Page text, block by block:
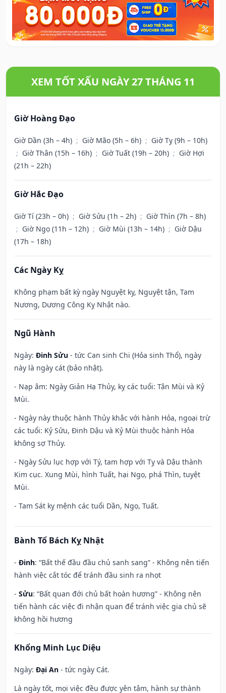
XEM TỐT XẤU NGÀY 27 THÁNG 11
Giờ Hoàng Đạo
Giờ Dần (3h – 4h) ; Giờ Mão (5h – 6h) ; Giờ Tỵ (9h – 10h)
; Giờ Thân (15h – 16h) ; Giờ Tuất (19h – 20h) ; Giờ Hợi
(21h – 22h)
Giờ Hắc Đạo
Giờ Tí (23h – 0h) ; Giờ Sửu (1h – 2h) ; Giờ Thìn (7h – 8h)
; Giờ Ngọ (11h – 12h) ; Giờ Mùi (13h – 14h) ; Giờ Dậu
(17h – 18h)
Các Ngày Kỵ
Không phạm bất kỳ ngày Nguyệt kỵ, Nguyệt tận, Tam
Nương, Dương Công Kỵ Nhật nào.
Ngũ Hành
Ngày: Đinh Sửu - tức Can sinh Chi (Hỏa sinh Thổ), ngày
này là ngày cát (bảo nhật).
- Nạp âm: Ngày Giản Hạ Thủy, kỵ các tuổi: Tân Mùi và Kỷ
Mùi.
- Ngày này thuộc hành Thủy khắc với hành Hỏa, ngoại trừ
các tuổi: Kỷ Sửu, Đinh Dậu và Kỷ Mùi thuộc hành Hỏa
không sợ Thủy.
- Ngày Sửu lục hợp với Tý, tam hợp với Tỵ và Dậu thành
Kim cục. Xung Mùi, hình Tuất, hại Ngọ, phá Thìn, tuyệt
Mùi.
- Tam Sát kỵ mệnh các tuổi Dần, Ngọ, Tuất.
Bành Tổ Bách Kỵ Nhật
- Đinh: “Bất thế đầu đầu chủ sanh sang” - Không nên tiến
hành việc cắt tóc để tránh đầu sinh ra nhọt
- Sửu: “Bất quan đới chủ bất hoàn hương” - Không nên
tiến hành các việc đi nhận quan để tránh việc gia chủ sẽ
không hồi hương
Khổng Minh Lục Diệu
Ngày: Đại An - tức ngày Cát.
Là ngày tốt, mọi việc đều được yên tâm, hành sự thành